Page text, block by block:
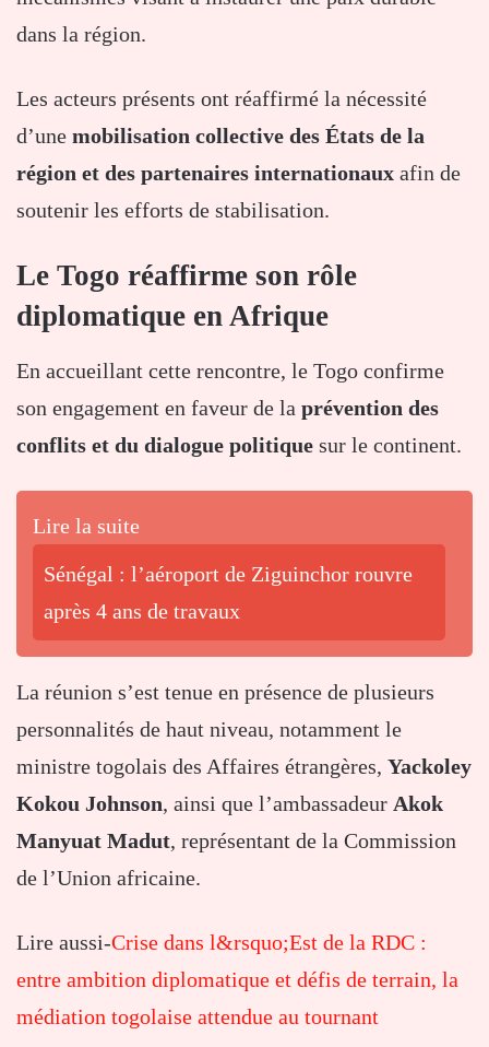
dans la région.
Les acteurs présents ont réaffirmé la nécessité
d’une mobilisation collective des États de la
région et des partenaires internationaux afin de
soutenir les efforts de stabilisation.
Le Togo réaffirme son rôle
diplomatique en Afrique
En accueillant cette rencontre, le Togo confirme
son engagement en faveur de la prévention des
conflits et du dialogue politique sur le continent.
Lire la suite
Sénégal : l’aéroport de Ziguinchor rouvre
après 4 ans de travaux
La réunion s’est tenue en présence de plusieurs
personnalités de haut niveau, notamment le
ministre togolais des Affaires étrangères, Yackoley
Kokou Johnson, ainsi que l’ambassadeur Akok
Manyuat Madut, représentant de la Commission
de l’Union africaine.
Lire aussi-Crise dans l&rsquo;Est de la RDC :
entre ambition diplomatique et défis de terrain, la
médiation togolaise attendue au tournant